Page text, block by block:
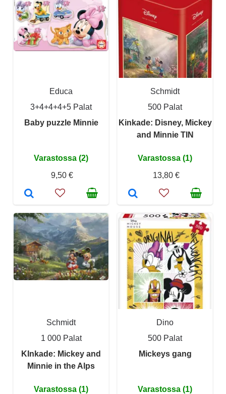
Educa
3+4+4+4+5 Palat
Baby puzzle Minnie
Varastossa (2)
9,50 €
Schmidt
500 Palat
Kinkade: Disney, Mickey
and Minnie TIN
Varastossa (1)
13,80 €
Schmidt
1 000 Palat
KInkade: Mickey and
Minnie in the Alps
Varastossa (1)
Dino
500 Palat
Mickeys gang
Varastossa (1)